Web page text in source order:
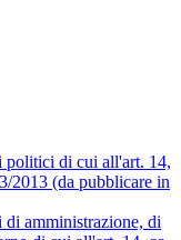
politici di cui all'art. 14,
2013 (da pubblicare in
amministrazione, di